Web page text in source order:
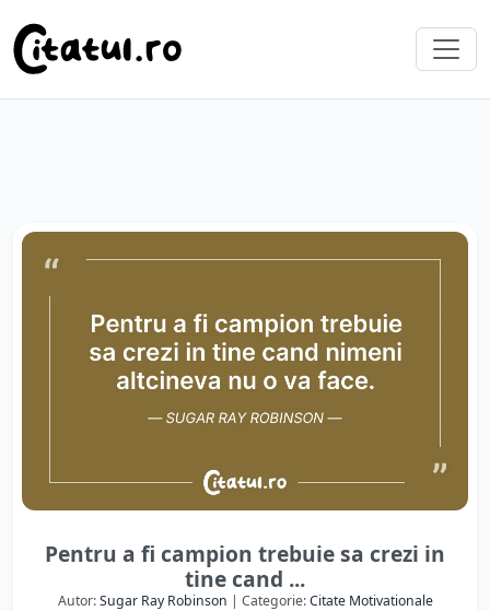
Pentru a fi campion trebuie sa crezi in
tine cand ...
Autor:Sugar Ray Robinson | Categorie:Citate Motivationale